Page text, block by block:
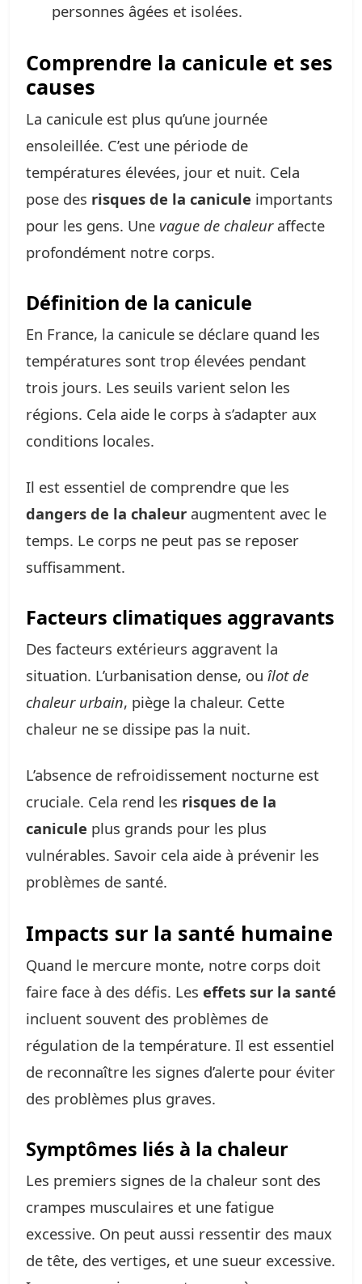
personnes âgées et isolées.
Comprendre la canicule et ses
causes
La canicule est plus qu’une journée
ensoleillée. C’est une période de
températures élevées, jour et nuit. Cela
pose des risques de la canicule importants
pour les gens. Une vague de chaleuraffecte
profondément notre corps.
Définition de la canicule
En France, la canicule se déclare quand les
températures sont trop élevées pendant
trois jours. Les seuils varient selon les
régions. Cela aide le corps à s’adapter aux
conditions locales.
Il est essentiel de comprendre que les
dangers de la chaleur augmentent avec le
temps. Le corps ne peut pas se reposer
suffisamment.
Facteurs climatiques aggravants
Des facteurs extérieurs aggravent la
situation. L’urbanisation dense, ou îlot de
chaleur urbain, piège la chaleur. Cette
chaleur ne se dissipe pas la nuit.
L’absence de refroidissement nocturne est
cruciale. Cela rend les risques de la
canicule plus grands pour les plus
vulnérables. Savoir cela aide à prévenir les
problèmes de santé.
Impacts sur la santé humaine
Quand le mercure monte, notre corps doit
faire face à des défis. Les effets sur la santé
incluent souvent des problèmes de
régulation de la température. Il est essentiel
de reconnaître les signes d’alerte pour éviter
des problèmes plus graves.
Symptômes liés à la chaleur
Les premiers signes de la chaleur sont des
crampes musculaires et une fatigue
excessive. On peut aussi ressentir des maux
de tête, des vertiges, et une sueur excessive.